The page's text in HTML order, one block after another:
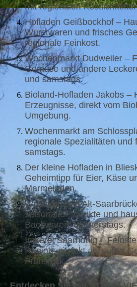
mit regionalen
Hofladen Geißbockhof –
Wurstwaren und frisches
regionale Feinkost.
Wochenmarkt Dudweiler –
Gemüse und andere
und samstags.
Bioland-Hofladen Jakobs –
Erzeugnisse, direkt vom
Umgebung.
Wochenmarkt am
regionale Spezialitäten und
samstags.
Der kleine Hofladen in
Geheimtipp für Eier, Käse
Marmeladen.
Wochenmarkt Alt-
saisonale Produkte und
Backwaren, donnerstags.
Imkerei Saarhonig –
Region, perfekt als süßer
Frühstück.